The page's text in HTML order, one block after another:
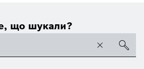
що шукали?